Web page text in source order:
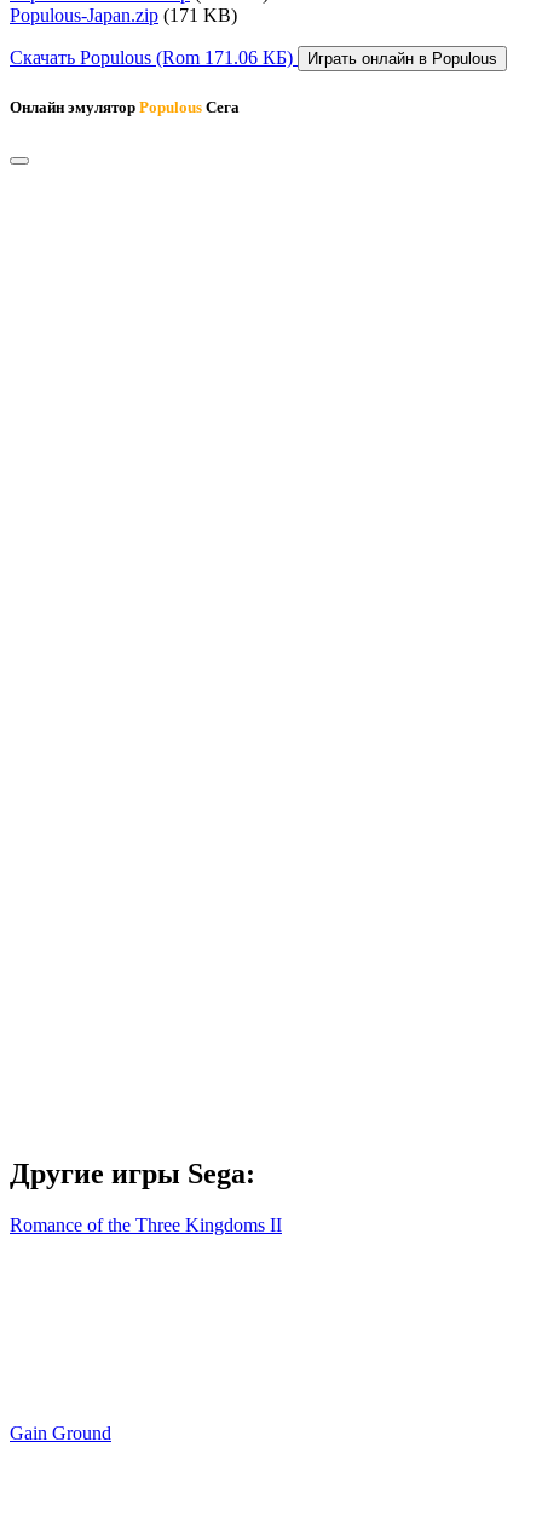
Populous-Japan.zip (171 KB)
Скачать Populous (Rom 171.06 КБ) Играть онлайн в Populous
Онлайн эмулятор Populous Сега
Другие игры Sega:
Romance of the Three Kingdoms II
Gain Ground